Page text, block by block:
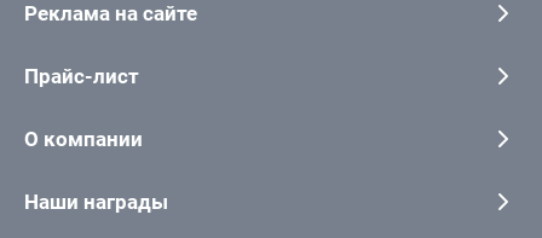
Реклама на сайте
Прайс-лист
О компании
Наши награды